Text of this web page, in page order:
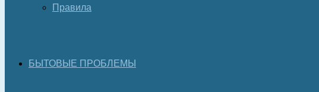
Правила
БЫТОВЫЕ ПРОБЛЕМЫ